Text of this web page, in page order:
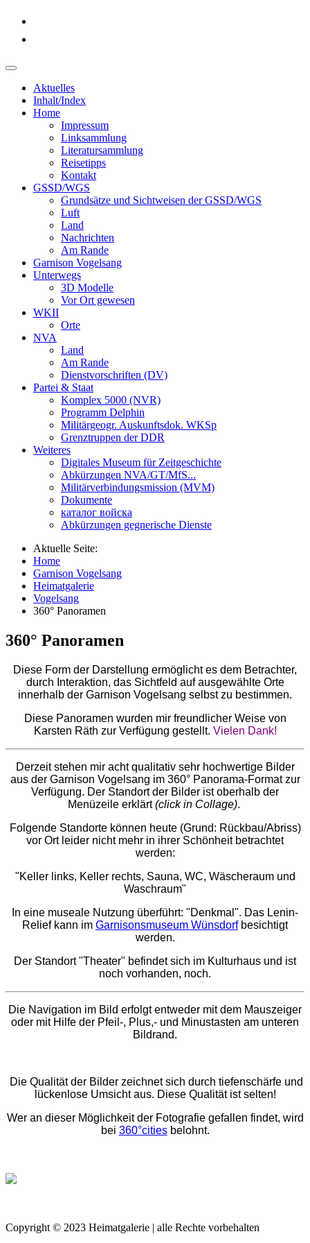
Aktuelles
Inhalt/Index
Home
Impressum
Linksammlung
Literatursammlung
Reisetipps
Kontakt
GSSD/WGS
Grundsätze und Sichtweisen der GSSD/WGS
Luft
Land
Nachrichten
Am Rande
Garnison Vogelsang
Unterwegs
3D Modelle
Vor Ort gewesen
WKII
Orte
NVA
Land
Am Rande
Dienstvorschriften (DV)
Partei & Staat
Komplex 5000 (NVR)
Programm Delphin
Militärgeogr. Auskunftsdok. WKSp
Grenztruppen der DDR
Weiteres
Digitales Museum für Zeitgeschichte
Abkürzungen NVA/GT/MfS...
Militärverbindungsmission (MVM)
Dokumente
каталог войска
Abkürzungen gegnerische Dienste
Aktuelle Seite:
Home
Garnison Vogelsang
Heimatgalerie
Vogelsang
360° Panoramen
360° Panoramen
Diese Form der Darstellung ermöglicht es dem Betrachter,
durch Interaktion, das Sichtfeld auf ausgewählte Orte
innerhalb der Garnison Vogelsang selbst zu bestimmen.
Diese Panoramen wurden mir freundlicher Weise von
Karsten Räth zur Verfügung gestellt. Vielen Dank!
Derzeit stehen mir acht qualitativ sehr hochwertige Bilder
aus der Garnison Vogelsang im 360° Panorama-Format zur
Verfügung. Der Standort der Bilder ist oberhalb der
Menüzeile erklärt(click in Collage).
Folgende Standorte können heute (Grund: Rückbau/Abriss)
vor Ort leider nicht mehr in ihrer Schönheit betrachtet
werden:
"Keller links, Keller rechts, Sauna, WC, Wäscheraum und
Waschraum"
In eine museale Nutzung überführt: "Denkmal". Das Lenin-
Relief kann im Garnisonsmuseum Wünsdorfbesichtigt
werden.
Der Standort "Theater" befindet sich im Kulturhaus und ist
noch vorhanden, noch.
Die Navigation im Bild erfolgt entweder mit dem Mauszeiger
oder mit Hilfe der Pfeil-, Plus,- und Minustasten am unteren
Bildrand.
Die Qualität der Bilder zeichnet sich durch tiefenschärfe und
lückenlose Umsicht aus. Diese Qualität ist selten!
Wer an dieser Möglichkeit der Fotografie gefallen findet, wird
bei 360°citiesbelohnt.
Copyright © 2023 Heimatgalerie | alle Rechte vorbehalten